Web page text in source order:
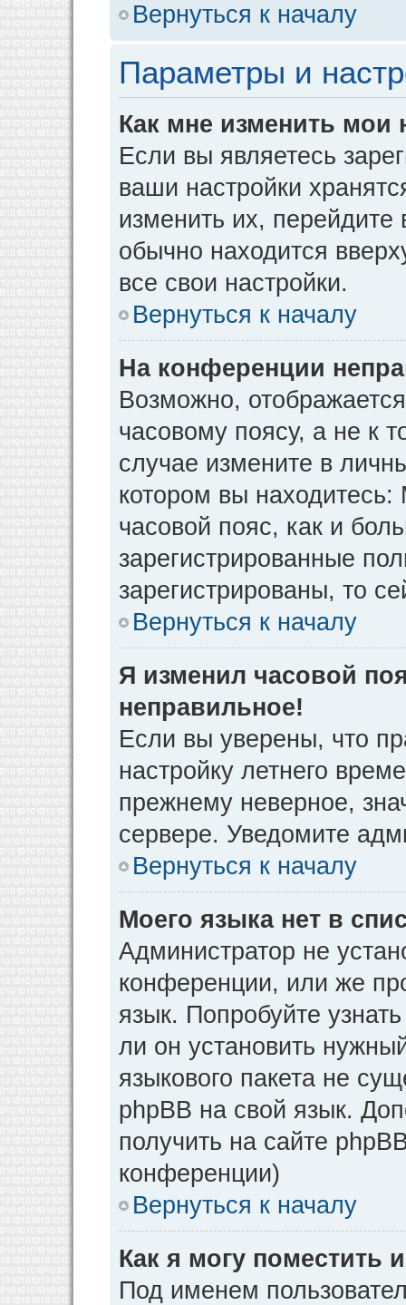
Вернуться к началу
Параметры и
Как мне изменить мои
Если вы являетесь
ваши настройки
изменить их, перейдите
обычно находится
все свои настройки.
Вернуться к началу
На конференции
Возможно,
часовому поясу, а не к
случае измените в
котором вы находитесь:
часовой пояс, как и
зарегистрированные
зарегистрированы, то
Вернуться к началу
Я изменил часовой
неправильное!
Если вы уверены, что
настройку летнего
прежнему неверное,
сервере. Уведомите
Вернуться к началу
Моего языка нет в
Администратор не
конференции, или же
язык. Попробуйте
ли он установить
языкового пакета не
phpBB на свой язык.
получить на сайте
конференции)
Вернуться к началу
Как я могу поместить
Под именем